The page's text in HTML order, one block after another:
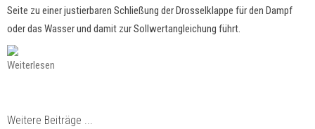
Seite zu einer justierbaren Schließung der Drosselklappe für den Dampf
oder das Wasser und damit zur Sollwertangleichung führt.
Weiterlesen
Weitere Beiträge ...